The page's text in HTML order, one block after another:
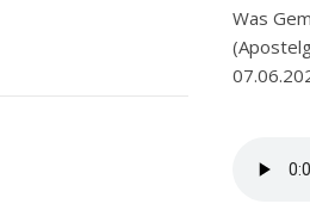
Was